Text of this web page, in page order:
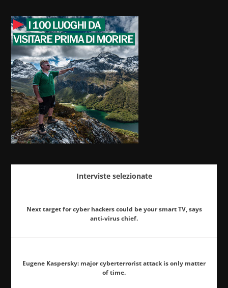
Interviste selezionate
Next target for cyber hackers could be your smart TV, says
anti-virus chief.
Eugene Kaspersky: major cyberterrorist attack is only matter
of time.